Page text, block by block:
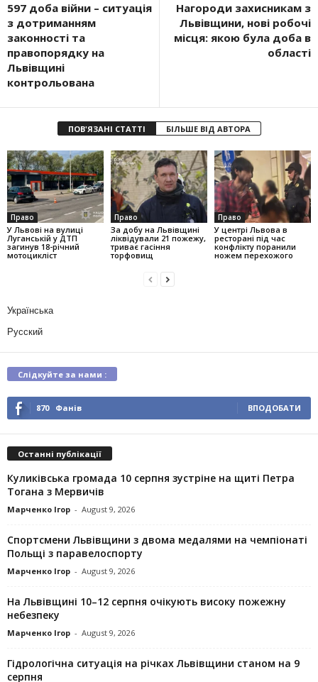
597 доба війни – ситуація
з дотриманням
законності та
правопорядку на
Львівщині
контрольована
Нагороди захисникам з
Львівщини, нові робочі
місця: якою була доба в
області
ПОВ'ЯЗАНІ СТАТТІ БІЛЬШЕ ВІД АВТОРА
Право
У Львові на вулиці
Луганській у ДТП
загинув 18-річний
мотоцикліст
Право
За добу на Львівщині
ліквідували 21 пожежу,
триває гасіння
торфовищ
Право
У центрі Львова в
ресторані під час
конфлікту поранили
ножем перехожого
Українська
Русский
Слідкуйте за нами :
870 Фанів ВПОДОБАТИ
Останні публікації
Куликівська громада 10 серпня зустріне на щиті Петра
Тогана з Мервичів
Марченко Ігор - August 9, 2026
Спортсмени Львівщини з двома медалями на чемпіонаті
Польщі з паравелоспорту
Марченко Ігор - August 9, 2026
На Львівщині 10–12 серпня очікують високу пожежну
небезпеку
Марченко Ігор - August 9, 2026
Гідрологічна ситуація на річках Львівщини станом на 9
серпня